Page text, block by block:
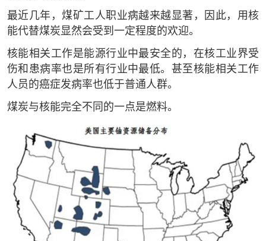
最近几年，煤矿工人职业病越来越显著，因此，用核
能代替煤炭显然会受到一定程度的欢迎。
核能相关工作是能源行业中最安全的，在核工业界受
伤和患病率也是所有行业中最低。甚至核能相关工作
人员的癌症发病率也低于普通人群。
煤炭与核能完全不同的一点是燃料。